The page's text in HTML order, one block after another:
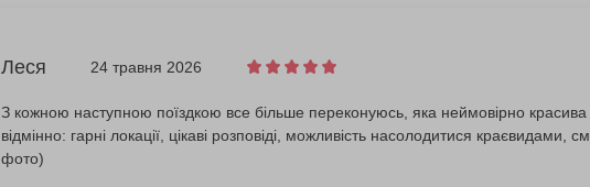
Леся 24 травня 2026
З кожною наступною поїздкою все більше переконуюсь, яка неймовірно красива
відмінно: гарні локації, цікаві розповіді, можливість насолодитися краєвидами,
фото)